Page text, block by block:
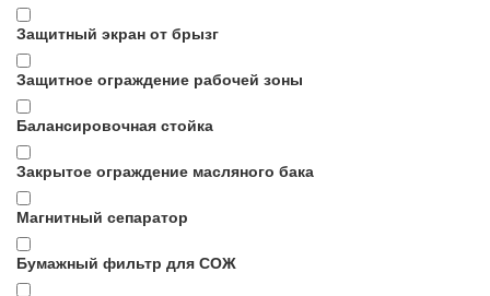
Защитный экран от брызг
Защитное ограждение рабочей зоны
Балансировочная стойка
Закрытое ограждение масляного бака
Магнитный сепаратор
Бумажный фильтр для СОЖ